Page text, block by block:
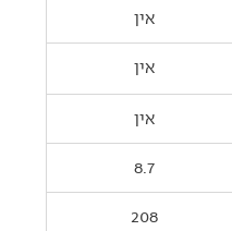
אין
אין
אין
8.7
208